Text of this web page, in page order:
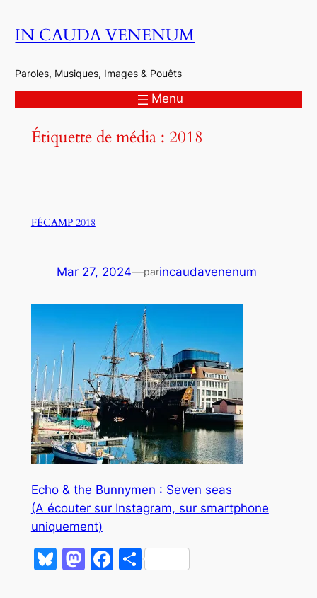
auIN CAUDA VENENUM
Paroles, Musiques, Images & Pouêts
Menu
Étiquette de média : 2018
FÉCAMP 2018
Mar 27, 2024—parincaudavenenum
Echo & the Bunnymen : Seven seas
(A écouter sur Instagram, sur smartphone
uniquement)
Bluesky
Mastodon
Facebook
Partager